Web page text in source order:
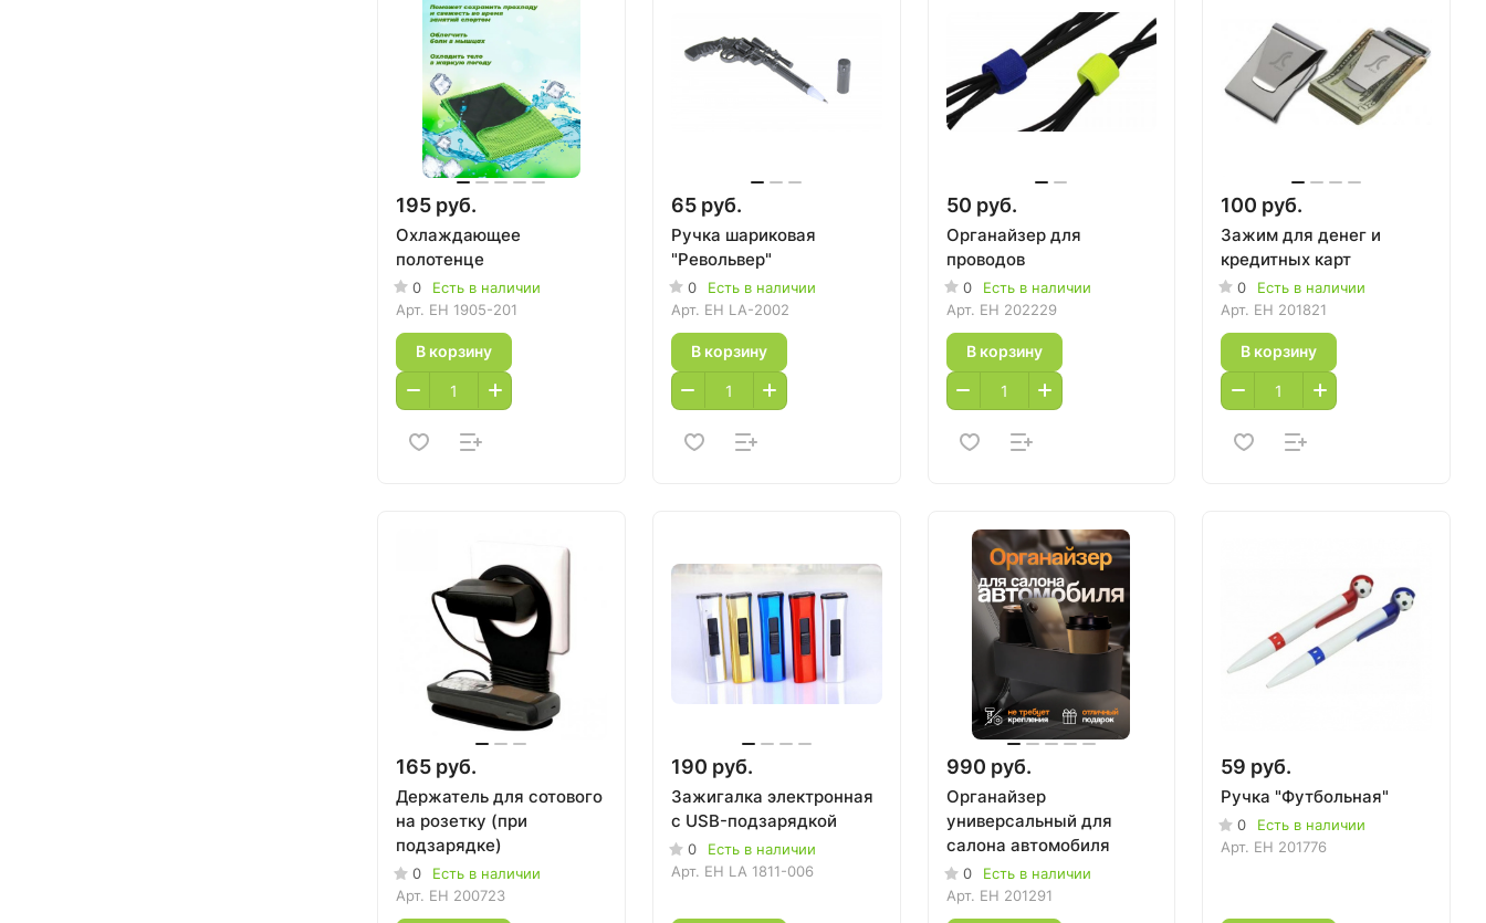
195 руб.
Охлаждающее
полотенце
0
Есть в наличии
Арт. EH 1905-201
В корзину
65 руб.
Ручка шариковая
"Револьвер"
0
Есть в наличии
Арт. EH LA-2002
В корзину
50 руб.
Органайзер для
проводов
0
Есть в наличии
Арт. EH 202229
В корзину
100 руб.
Зажим для денег и
кредитных карт
0
Есть в наличии
Арт. EH 201821
В корзину
165 руб.
Держатель для сотового
на розетку (при
подзарядке)
0
Есть в наличии
Арт. EH 200723
190 руб.
Зажигалка электронная
с USB-подзарядкой
0
Есть в наличии
Арт. EH LA 1811-006
990 руб.
Органайзер
универсальный для
салона автомобиля
0
Есть в наличии
Арт. EH 201291
59 руб.
Ручка "Футбольная"
0
Есть в наличии
Арт. EH 201776